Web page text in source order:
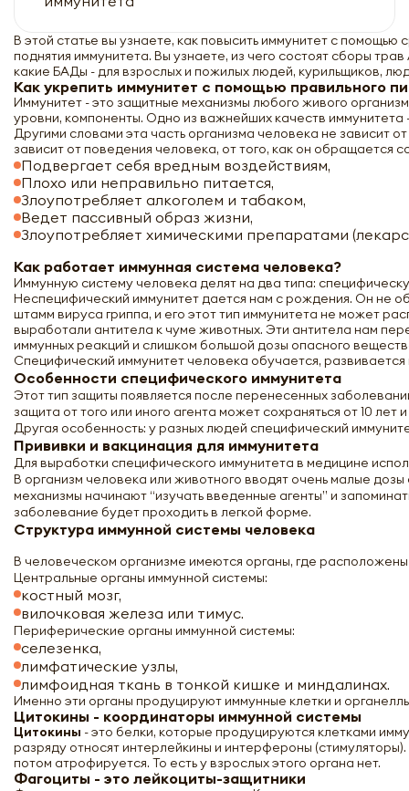
В этой статье вы узнаете, как повысить иммунитет с
поднятия иммунитета. Вы узнаете, из чего состоят сборы
какие БАДы - для взрослых и пожилых людей, курильщиков,
Как укрепить иммунитет с помощью правильного
Иммунитет - это защитные механизмы любого живого
уровни, компоненты. Одно из важнейших качеств иммунитета
Другими словами эта часть организма человека не зависит
зависит от поведения человека, от того, как он обращается
Подвергает себя вредным воздействиям,
Плохо или неправильно питается,
Злоупотребляет алкоголем и табаком,
Ведет пассивный образ жизни,
Злоупотребляет химическими препаратами
Как работает иммунная система человека?
Иммунную систему человека делят на два типа:
Неспецифический иммунитет дается нам с рождения. Он не
штамм вируса гриппа, и его этот тип иммунитета не может
выработали антитела к чуме животных. Эти антитела нам
иммунных реакций и слишком большой дозы опасного
Специфический иммунитет человека обучается,
Особенности специфического иммунитета
Этот тип защиты появляется после перенесенных
защита от того или иного агента может сохраняться от 10
Другая особенность: у разных людей специфический
Прививки и вакцинация для иммунитета
Для выработки специфического иммунитета в медицине
В организм человека или животного вводят очень малые
механизмы начинают “изучать введенные агенты” и
заболевание будет проходить в легкой форме.
Структура иммунной системы человека
В человеческом организме имеются органы, где
Центральные органы иммунной системы:
костный мозг,
вилочковая железа или тимус.
Периферические органы иммунной системы:
селезенка,
лимфатические узлы,
лимфоидная ткань в тонкой кишке и миндалинах.
Именно эти органы продуцируют иммунные клетки и
Цитокины - координаторы иммунной системы
Цитокины - это белки, которые продуцируются клетками
разряду относят интерлейкины и интерфероны
потом атрофируется. То есть у взрослых этого органа нет.
Фагоциты - это лейкоциты-защитники